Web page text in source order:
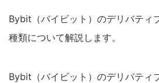
Bybit（バイビット）のデリバティ
種類について解説します。
Bybit（バイビット）のデリバティ